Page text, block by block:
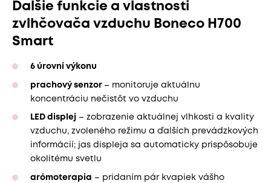
Ďalšie funkcie a vlastnosti
zvlhčovača vzduchu Boneco H700
Smart
6 úrovní výkonu
prachový senzor – monitoruje aktuálnu
koncentráciu nečistôt vo vzduchu
LED displej
– zobrazenie aktuálnej vlhkosti a kvality
vzduchu, zvoleného režimu a ďalších prevádzkových
informácií; jas displeja sa automaticky prispôsobuje
okolitému svetlu
arómoterapia – pridaním pár kvapiek vášho